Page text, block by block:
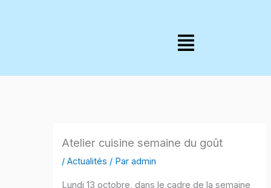
Menu
Atelier cuisine semaine du goût
/Actualités / Paradmin
Lundi 13 octobre, dans le cadre de la semaine